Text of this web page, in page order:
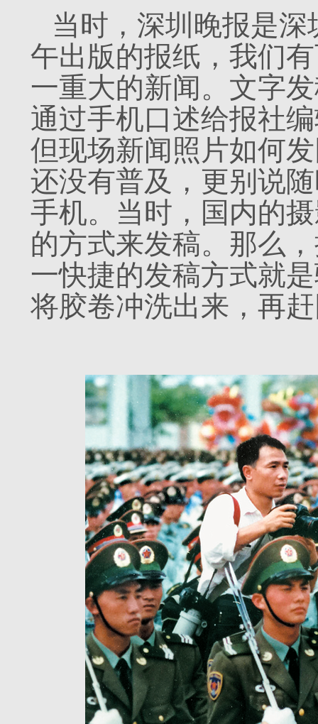
当时，深圳晚报是
午出版的报纸，我们
一重大的新闻。文字
通过手机口述给报社
但现场新闻照片如何
还没有普及，更别说
手机。当时，国内的
的方式来发稿。那么
一快捷的发稿方式就
将胶卷冲洗出来，再